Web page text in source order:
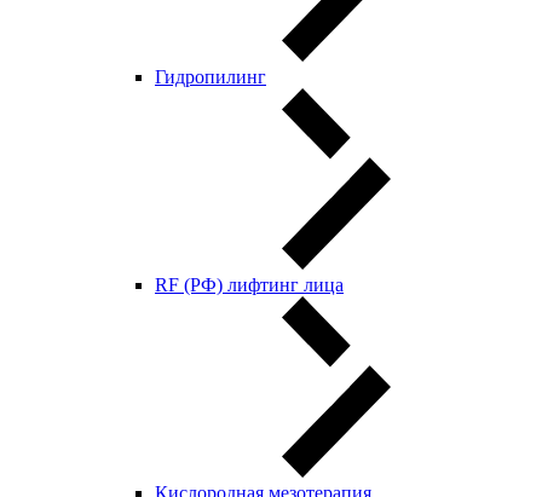
Гидропилинг
RF (РФ) лифтинг лица